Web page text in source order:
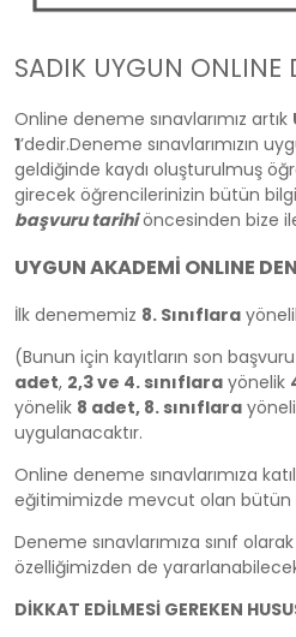
SADIK UYGUN ONLINE
Online deneme sınavlarımız artık
1’dedir.Deneme sınavlarımızın
geldiğinde kaydı oluşturulmuş
girecek öğrencilerinizin bütün
başvuru tarihiöncesinden bize
UYGUN AKADEMİ ONLINE
İlk denememiz 8. Sınıflara
(Bunun için kayıtların son
adet, 2,3 ve 4. sınıflara yönelik
yönelik 8 adet, 8. sınıflara
uygulanacaktır.
Online deneme sınavlarımıza
eğitimimizde mevcut olan bütün
Deneme sınavlarımıza sınıf
özelliğimizden de
DİKKAT EDİLMESİ GEREKEN